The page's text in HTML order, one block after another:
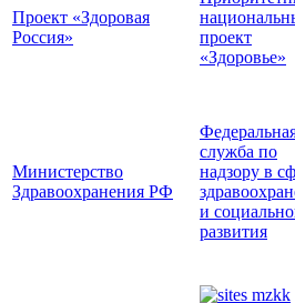
Проект «Здоровая
Россия»
проект
«Здоровье»
Министерство
Здравоохранения РФ
служба по
надзору в
и
развития